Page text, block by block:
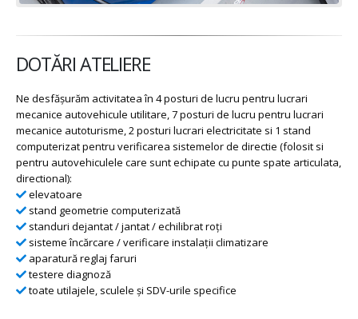
DOTĂRI ATELIERE
Ne desfășurăm activitatea în 4 posturi de lucru pentru lucrari
mecanice autovehicule utilitare, 7 posturi de lucru pentru lucrari
mecanice autoturisme, 2 posturi lucrari electricitate si 1 stand
computerizat pentru verificarea sistemelor de directie (folosit si
pentru autovehiculele care sunt echipate cu punte spate articulata,
directional):
elevatoare
stand geometrie computerizată
standuri dejantat / jantat / echilibrat roţi
sisteme încărcare / verificare instalaţii climatizare
aparatură reglaj faruri
testere diagnoză
toate utilajele, sculele şi SDV-urile specifice